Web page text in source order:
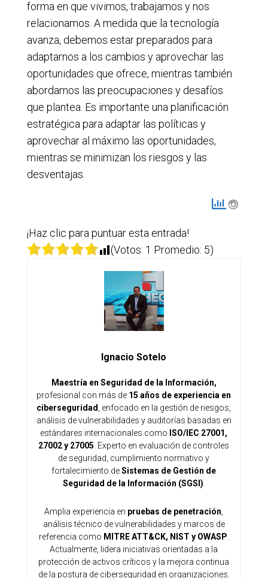
forma en que vivimos, trabajamos y nos
relacionamos. A medida que la tecnología
avanza, debemos estar preparados para
adaptarnos a los cambios y aprovechar las
oportunidades que ofrece, mientras también
abordamos las preocupaciones y desafíos
que plantea. Es importante una planificación
estratégica para adaptar las políticas y
aprovechar al máximo las oportunidades,
mientras se minimizan los riesgos y las
desventajas.
¡Haz clic para puntuar esta entrada!
(Votos: 1 Promedio: 5)
Ignacio Sotelo
Maestría en Seguridad de la Información,
profesional con más de 15 años de experiencia en
ciberseguridad
, enfocado en la gestión de riesgos,
análisis de vulnerabilidades y auditorías basadas en
estándares internacionales como ISO/IEC 27001,
27002 y 27005 . Experto en evaluación de controles
de seguridad, cumplimiento normativo y
fortalecimiento deSistemas de Gestión de
Seguridad de la Información (SGSI)
Amplia experiencia en pruebas de penetración
análisis técnico de vulnerabilidades y marcos de
referencia como MITRE ATT&CK, NIST y OWASP
Actualmente, lidera iniciativas orientadas a la
protección de activos críticos y la mejora continua
de la postura de ciberseguridad en organizaciones.